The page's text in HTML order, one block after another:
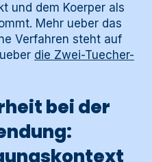
und dem Koerper als
Mehr ueber das
Verfahren steht auf
die Zwei-Tuecher-
bei der